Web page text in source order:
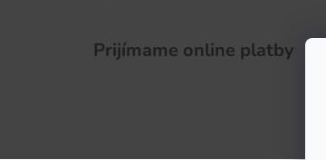
Prijímame online platby